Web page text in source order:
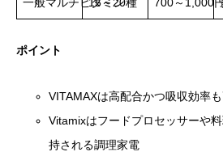
ポイント
VITAMAXは高配合かつ吸収効率
Vitamixはフードプロセッサーや
持される調理家電